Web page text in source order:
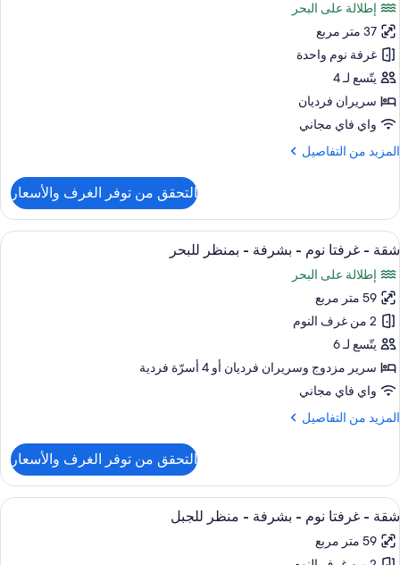
-
بمنظر
للبحر
صور
شقة
بريميم
-
غرفة
نوم
واحدة
-
(Terrace)
إطلالة على البحر
37 متر مربع
غرفة نوم واحدة
يتّسع لـ 4
سريران فرديان
واي فاي مجاني
المزيد من التفاصيل
المزيد
شقة
بريميم
-
نوم
واحدة
بمنظر
للبحر
التحقق من توفر الغرف والأسعار
استعراض
جميع
صور
شقة
-
غرفتا
نوم
-
بشرفة
-
5
شقة - غرفتا نوم - بشرفة - بمنظر للبحر
إطلالة على البحر
59 متر مربع
2 من غرف النوم
يتّسع لـ 6
سرير مزدوج‫‬ وسريران فرديان‫‬ أو 4 أسرّة فردية
واي فاي مجاني
المزيد من التفاصيل
المزيد
شقة
غرفتا
بشرفة
التحقق من توفر الغرف والأسعار
استعراض
جميع
صور
5
شقة - غرفتا نوم - بشرفة - منظر للجبل
59 متر مربع